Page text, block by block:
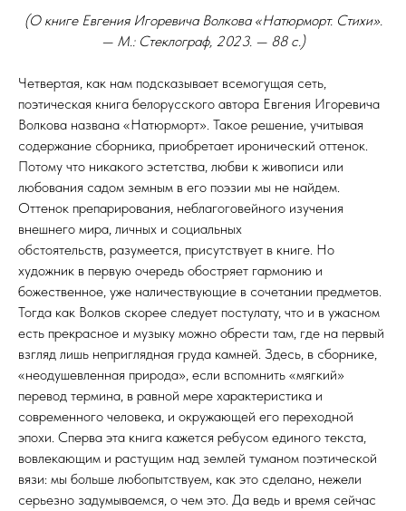
(О книге Евгения Игоревича Волкова «Натюрморт. Стихи».
— М.: Стеклограф, 2023. — 88 c.)
Четвертая, как нам подсказывает всемогущая сеть,
поэтическая книга белорусского автора Евгения Игоревича
Волкова названа «Натюрморт». Такое решение, учитывая
содержание сборника, приобретает иронический оттенок.
Потому что никакого эстетства, любви к живописи или
любования садом земным в его поэзии мы не найдем.
Оттенок препарирования, неблагоговейного изучения
внешнего мира, личных и социальных
обстоятельств, разумеется, присутствует в книге. Но
художник в первую очередь обостряет гармонию и
божественное, уже наличествующие в сочетании предметов.
Тогда как Волков скорее следует постулату, что и в ужасном
есть прекрасное и музыку можно обрести там, где на первый
взгляд лишь неприглядная груда камней. Здесь, в сборнике,
«неодушевленная природа», если вспомнить «мягкий»
перевод термина, в равной мере характеристика и
современного человека, и окружающей его переходной
эпохи. Сперва эта книга кажется ребусом единого текста,
вовлекающим и растущим над землей туманом поэтической
вязи: мы больше любопытствуем, как это сделано, нежели
серьезно задумываемся, о чем это. Да ведь и время сейчас